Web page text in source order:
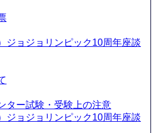
ジョジョリンピック10周年座談
ター試験・受験上の注意
ジョジョリンピック10周年座談